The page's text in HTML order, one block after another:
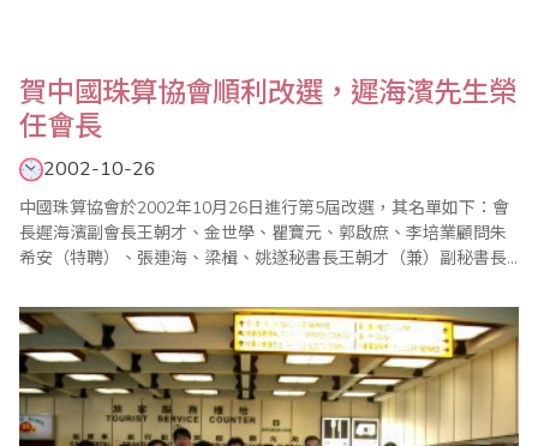
賀中國珠算協會順利改選，遲海濱先生榮
任會長
2002-10-26
中國珠算協會於2002年10月26日進行第5屆改選，其名單如下：會
長遲海濱副會長王朝才、金世學、瞿寶元、郭啟庶、李培業顧問朱
希安（特聘）、張連海、梁楫、姚遂秘書長王朝才（兼）副秘書長
學（吉林省珠算協會會長）郭啟庶（河南省珠算協會副會長）朱希
安（中國珠算協會會長）王忠偉（中國珠算協會副秘書長）郭文杰
（北京市財政局副局長）周振東（黑龍江省珠算協..